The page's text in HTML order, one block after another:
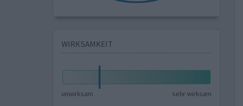
WIRKSAMKEIT
unwirksam sehr wirksam